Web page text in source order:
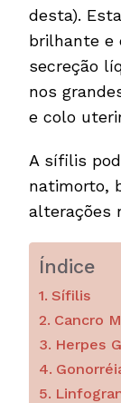
desta).
brilhante e
secreção
nos
e colo
A sífilis
natimorto,
alterações
Índice
Sífilis
Cancro
Herpes